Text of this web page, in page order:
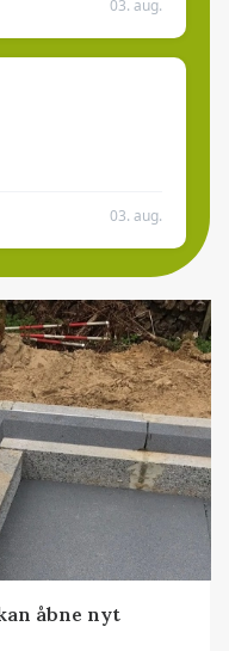
03. aug.
03. aug.
åbne nyt